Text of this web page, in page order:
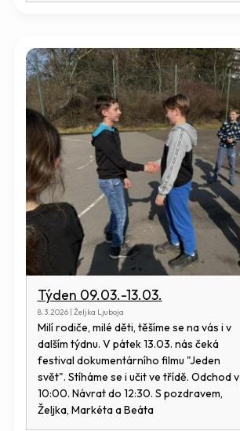
Týden 09.03.-13.03.
8.3.2026 | Željka Ljuboja
Milí rodiče, milé děti, těšíme se na vás i v
dalším týdnu. V pátek 13.03. nás čeká
festival dokumentárního filmu "Jeden
svět". Stíháme se i učit ve třídě. Odchod v
10:00. Návrat do 12:30. S pozdravem,
Željka, Markéta a Beáta